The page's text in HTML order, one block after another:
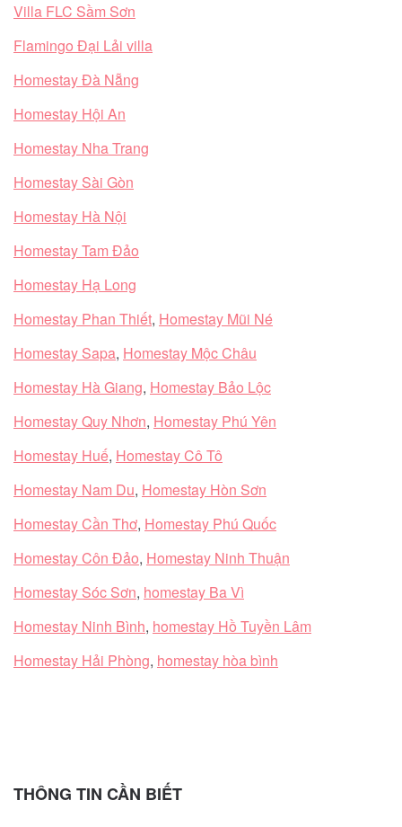
Villa FLC Sầm Sơn
Flamingo Đại Lải villa
Homestay Đà Nẵng
Homestay Hội An
Homestay Nha Trang
Homestay Sài Gòn
Homestay Hà Nội
Homestay Tam Đảo
Homestay Hạ Long
Homestay Phan Thiết, Homestay Mũi Né
Homestay Sapa, Homestay Mộc Châu
Homestay Hà Giang, Homestay Bảo Lộc
Homestay Quy Nhơn, Homestay Phú Yên
Homestay Huế, Homestay Cô Tô
Homestay Nam Du, Homestay Hòn Sơn
Homestay Cần Thơ, Homestay Phú Quốc
Homestay Côn Đảo, Homestay Ninh Thuận
Homestay Sóc Sơn, homestay Ba Vì
Homestay Ninh Bình, homestay Hồ Tuyền Lâm
Homestay Hải Phòng, homestay hòa bình
THÔNG TIN CẦN BIẾT